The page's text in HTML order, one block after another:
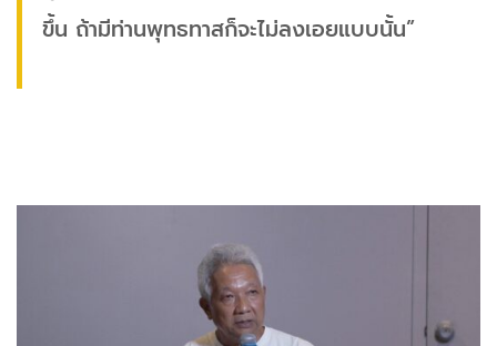
ขึ้น ถ้ามีท่านพุทธทาสก็จะไม่ลงเอยแบบนั้น”